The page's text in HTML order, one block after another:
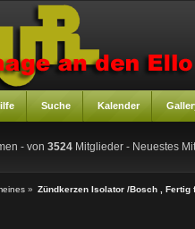
Suche Kalender
- von 3524 Mitglieder - Neuestes
» Zündkerzen Isolator /Bosch , Fertig